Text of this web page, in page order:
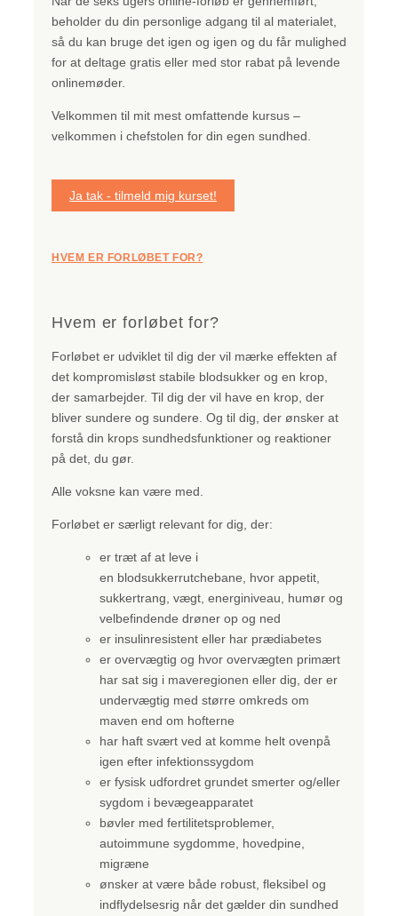
beholder du din personlige adgang til al materialet,
så du kan bruge det igen og igen og du får mulighed
for at deltage gratis eller med stor rabat på levende
onlinemøder.
Velkommen til mit mest omfattende kursus –
velkommen i chefstolen for din egen sundhed.
Ja tak - tilmeld mig kurset!
HVEM ER FORLØBET FOR?
Hvem er forløbet for?
Forløbet er udviklet til dig der vil mærke effekten af
det kompromisløst stabile blodsukker og en krop,
der samarbejder. Til dig der vil have en krop, der
bliver sundere og sundere. Og til dig, der ønsker at
forstå din krops sundhedsfunktioner og reaktioner
på det, du gør.
Alle voksne kan være med.
Forløbet er særligt relevant for dig, der:
er træt af at leve i
en blodsukkerrutchebane, hvor appetit,
sukkertrang, vægt, energiniveau, humør og
velbefindende drøner op og ned
er insulinresistent eller har prædiabetes
er overvægtig og hvor overvægten primært
har sat sig i maveregionen eller dig, der er
undervægtig med større omkreds om
maven end om hofterne
har haft svært ved at komme helt ovenpå
igen efter infektionssygdom
er fysisk udfordret grundet smerter og/eller
sygdom i bevægeapparatet
bøvler med fertilitetsproblemer,
autoimmune sygdomme, hovedpine,
migræne
ønsker at være både robust, fleksibel og
indflydelsesrig når det gælder din sundhed